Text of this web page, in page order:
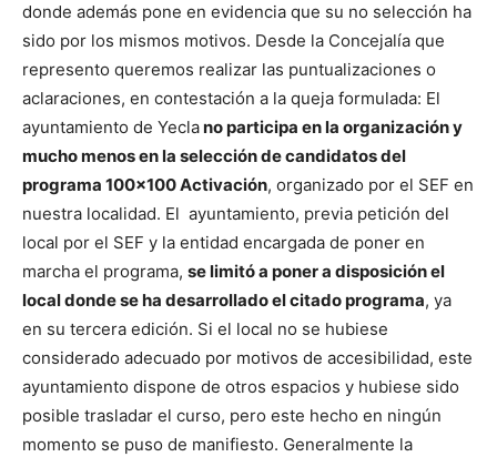
donde además pone en evidencia que su no selección ha
sido por los mismos motivos. Desde la Concejalía que
represento queremos realizar las puntualizaciones o
aclaraciones, en contestación a la queja formulada: El
ayuntamiento de Yeclano participa en la organización y
mucho menos en la selección de candidatos del
programa 100×100 Activación, organizado por el SEF en
nuestra localidad. El ayuntamiento, previa petición del
local por el SEF y la entidad encargada de poner en
marcha el programa, se limitó a poner a disposición el
local donde se ha desarrollado el citado programa, ya
en su tercera edición. Si el local no se hubiese
considerado adecuado por motivos de accesibilidad, este
ayuntamiento dispone de otros espacios y hubiese sido
posible trasladar el curso, pero este hecho en ningún
momento se puso de manifiesto. Generalmente la